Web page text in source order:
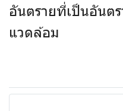
อันตรายที่เป็นอันต
แวดล้อม